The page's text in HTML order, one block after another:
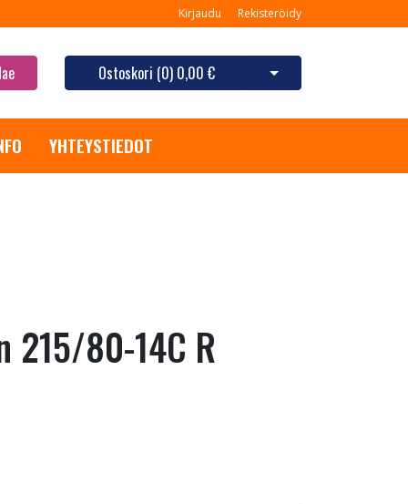
Kirjaudu Rekisteröidy
Ostoskori (0) 0,00 € Avaa ostoskori
YHTEYSTIEDOT
215/80-14C R